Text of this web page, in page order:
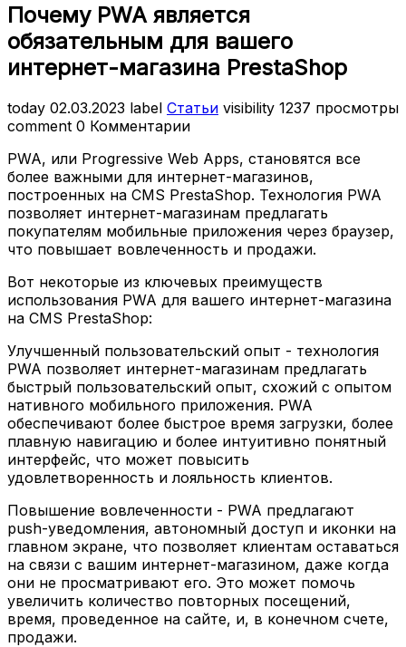
Почему PWA является
обязательным для вашего
интернет-магазина PrestaShop
today 02.03.2023 label Статьи visibility 1237 просмотры
comment 0 Комментарии
PWA, или Progressive Web Apps, становятся все
более важными для интернет-магазинов,
построенных на CMS PrestaShop. Технология PWA
позволяет интернет-магазинам предлагать
покупателям мобильные приложения через браузер,
что повышает вовлеченность и продажи.
Вот некоторые из ключевых преимуществ
использования PWA для вашего интернет-магазина
на CMS PrestaShop:
Улучшенный пользовательский опыт - технология
PWA позволяет интернет-магазинам предлагать
быстрый пользовательский опыт, схожий с опытом
нативного мобильного приложения. PWA
обеспечивают более быстрое время загрузки, более
плавную навигацию и более интуитивно понятный
интерфейс, что может повысить
удовлетворенность и лояльность клиентов.
Повышение вовлеченности - PWA предлагают
push-уведомления, автономный доступ и иконки на
главном экране, что позволяет клиентам оставаться
на связи с вашим интернет-магазином, даже когда
они не просматривают его. Это может помочь
увеличить количество повторных посещений,
время, проведенное на сайте, и, в конечном счете,
продажи.